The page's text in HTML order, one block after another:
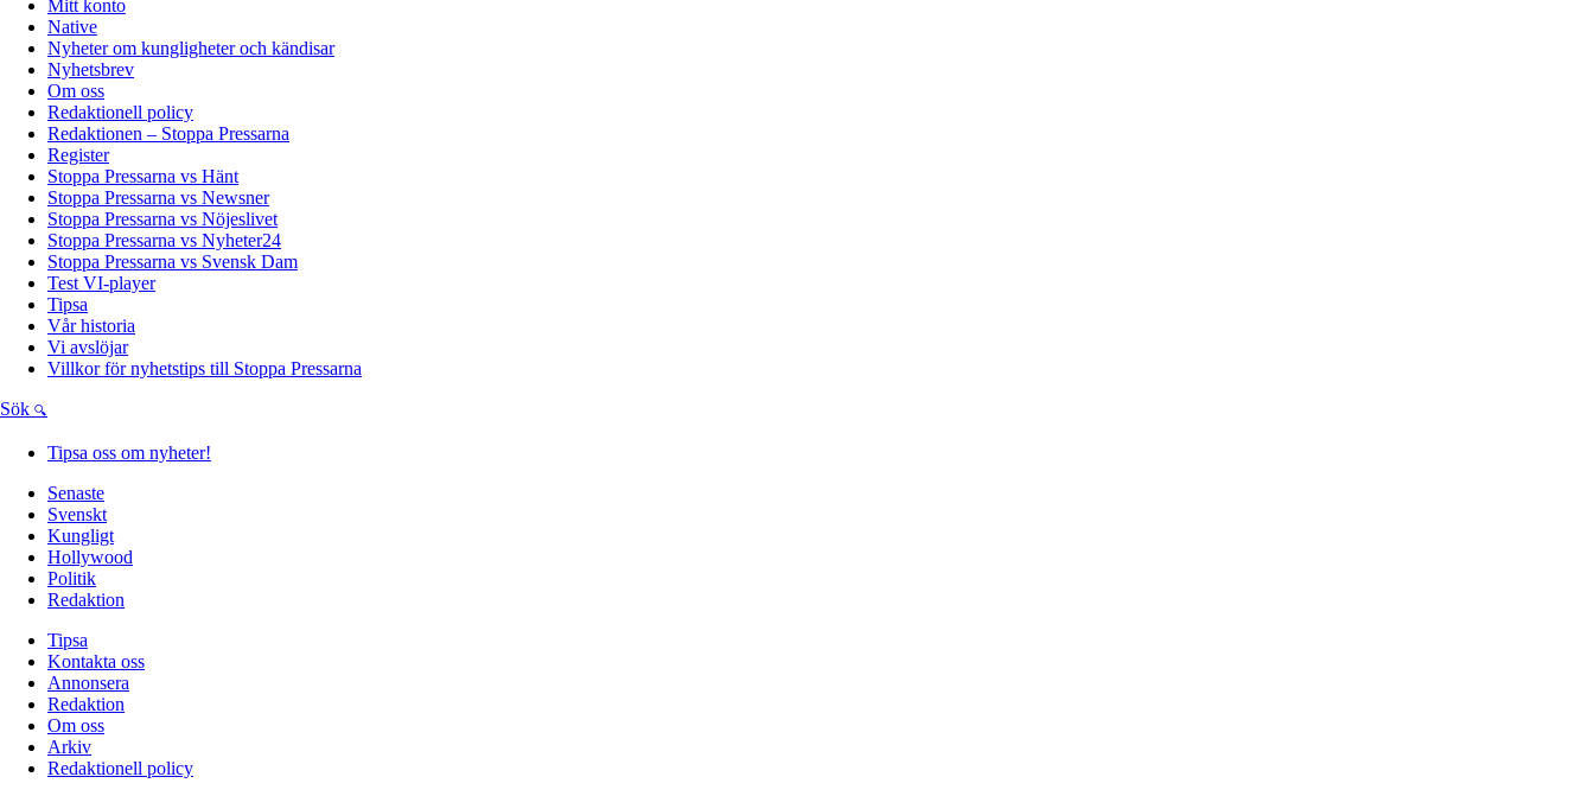
Mitt konto
Native
Nyheter om kungligheter och kändisar
Nyhetsbrev
Om oss
Redaktionell policy
Redaktionen – Stoppa Pressarna
Register
Stoppa Pressarna vs Hänt
Stoppa Pressarna vs Newsner
Stoppa Pressarna vs Nöjeslivet
Stoppa Pressarna vs Nyheter24
Stoppa Pressarna vs Svensk Dam
Test VI-player
Tipsa
Vår historia
Vi avslöjar
Villkor för nyhetstips till Stoppa Pressarna
Sök
Tipsa oss om nyheter!
Senaste
Svenskt
Kungligt
Hollywood
Politik
Redaktion
Tipsa
Kontakta oss
Annonsera
Redaktion
Om oss
Arkiv
Redaktionell policy